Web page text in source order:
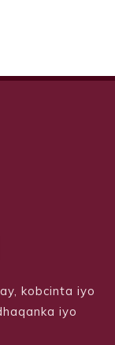
kobcinta iyo
iyo